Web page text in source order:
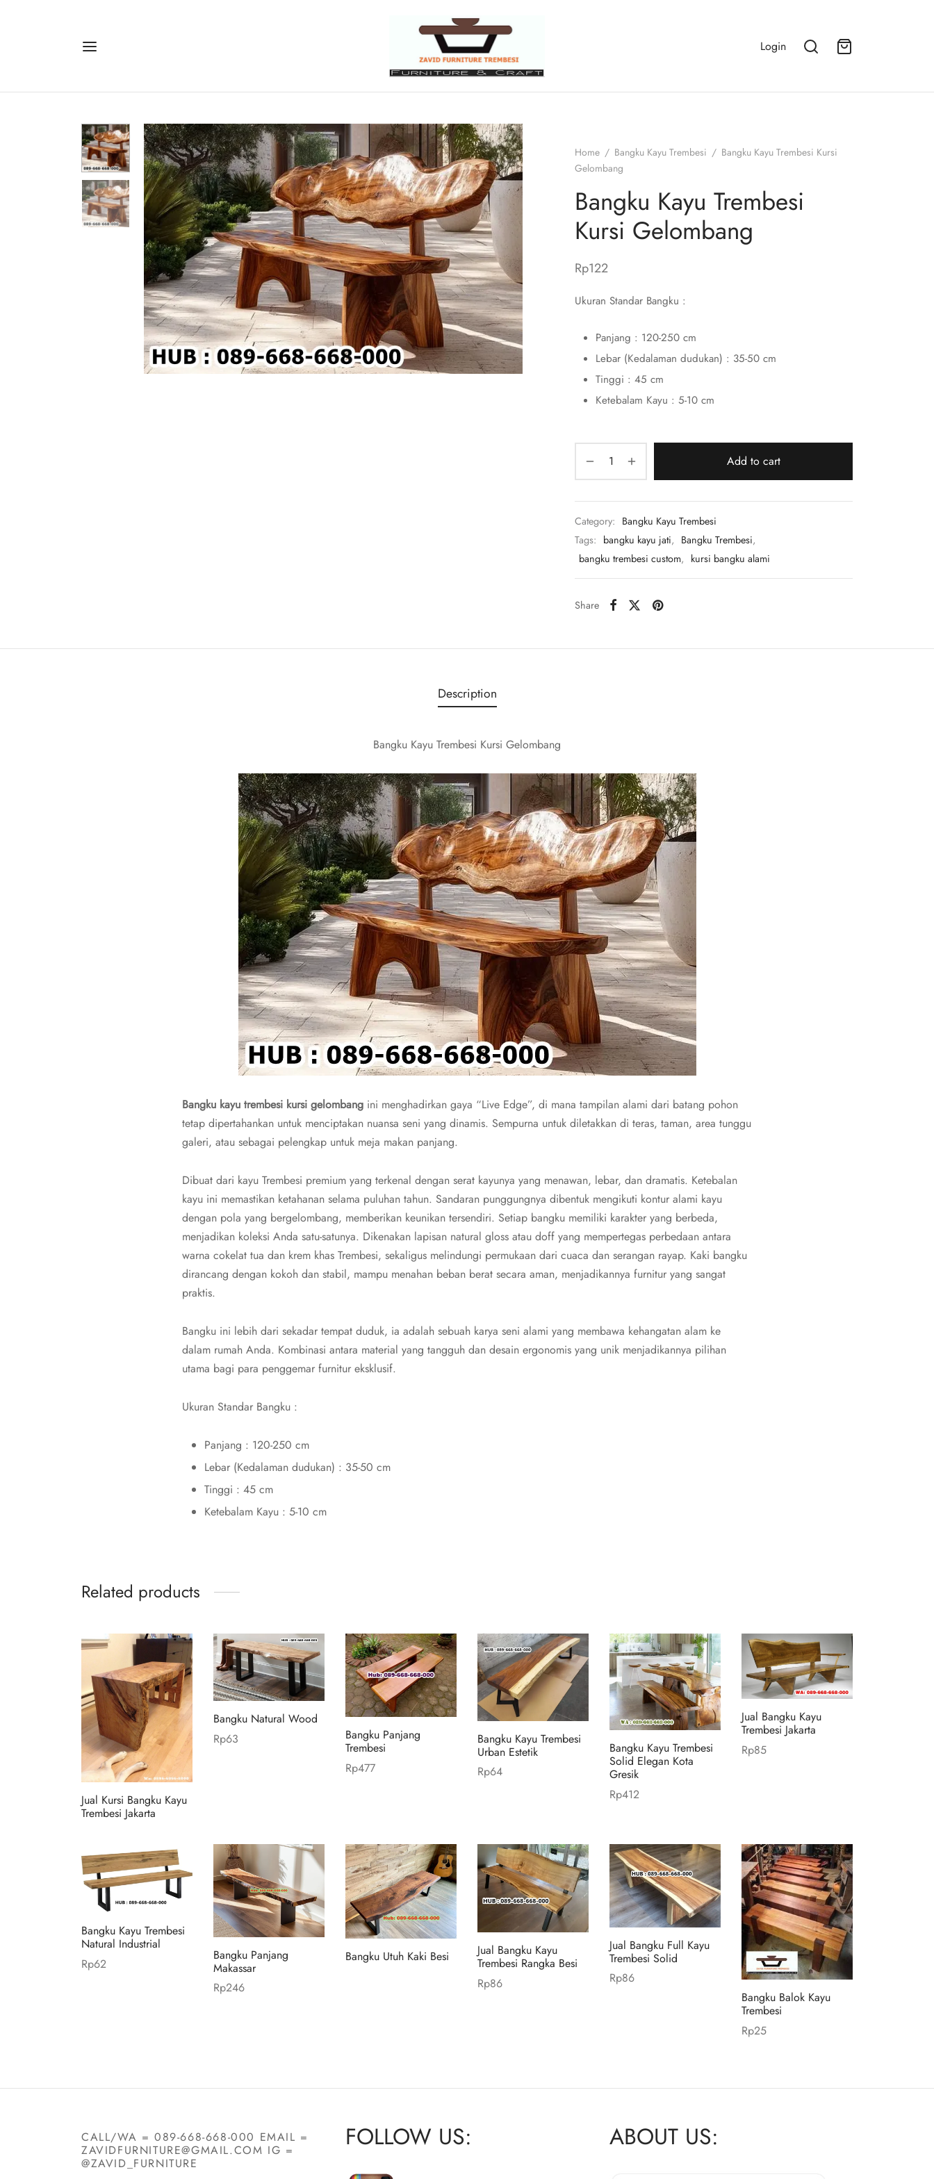
Login
Home / Bangku Kayu Trembesi / Bangku Kayu Trembesi Kursi
Gelombang
Bangku Kayu Trembesi
Kursi Gelombang
Rp122
Ukuran Standar Bangku :
Panjang : 120-250 cm
Lebar (Kedalaman dudukan) : 35-50 cm
Tinggi : 45 cm
Ketebalam Kayu : 5-10 cm
Add to cart
Category: Bangku Kayu Trembesi
Tags: bangku kayu jati, Bangku Trembesi,
bangku trembesi custom, kursi bangku alami
Share
Description
Bangku Kayu Trembesi Kursi Gelombang
Bangku kayu trembesi kursi gelombang ini menghadirkan gaya “Live Edge”, di mana tampilan alami dari batang pohon
tetap dipertahankan untuk menciptakan nuansa seni yang dinamis. Sempurna untuk diletakkan di teras, taman, area tunggu
galeri, atau sebagai pelengkap untuk meja makan panjang.
Dibuat dari kayu Trembesi premium yang terkenal dengan serat kayunya yang menawan, lebar, dan dramatis. Ketebalan
kayu ini memastikan ketahanan selama puluhan tahun. Sandaran punggungnya dibentuk mengikuti kontur alami kayu
dengan pola yang bergelombang, memberikan keunikan tersendiri. Setiap bangku memiliki karakter yang berbeda,
menjadikan koleksi Anda satu-satunya. Dikenakan lapisan natural gloss atau doff yang mempertegas perbedaan antara
warna cokelat tua dan krem khas Trembesi, sekaligus melindungi permukaan dari cuaca dan serangan rayap. Kaki bangku
dirancang dengan kokoh dan stabil, mampu menahan beban berat secara aman, menjadikannya furnitur yang sangat
praktis.
Bangku ini lebih dari sekadar tempat duduk, ia adalah sebuah karya seni alami yang membawa kehangatan alam ke
dalam rumah Anda. Kombinasi antara material yang tangguh dan desain ergonomis yang unik menjadikannya pilihan
utama bagi para penggemar furnitur eksklusif.
Ukuran Standar Bangku :
Panjang : 120-250 cm
Lebar (Kedalaman dudukan) : 35-50 cm
Tinggi : 45 cm
Ketebalam Kayu : 5-10 cm
Related products
Jual Kursi Bangku Kayu
Trembesi Jakarta
Bangku Natural Wood
Rp63
Bangku Panjang
Trembesi
Rp477
Bangku Kayu Trembesi
Urban Estetik
Rp64
Bangku Kayu Trembesi
Solid Elegan Kota
Gresik
Rp412
Jual Bangku Kayu
Trembesi Jakarta
Rp85
Bangku Kayu Trembesi
Natural Industrial
Rp62
Bangku Panjang
Makassar
Rp246
Bangku Utuh Kaki Besi
Jual Bangku Kayu
Trembesi Rangka Besi
Rp86
Jual Bangku Full Kayu
Trembesi Solid
Rp86
Bangku Balok Kayu
Trembesi
Rp25
CALL/WA = 089-668-668-000 EMAIL =
ZAVIDFURNITURE@GMAIL.COM IG =
@ZAVID_FURNITURE
FOLLOW US: ABOUT US: